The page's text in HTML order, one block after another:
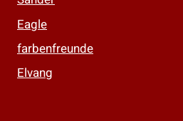
Eagle
farbenfreunde
Elvang